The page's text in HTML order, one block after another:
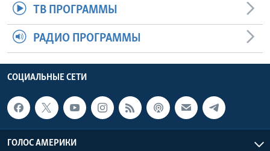
ТВ ПРОГРАММЫ
РАДИО ПРОГРАММЫ
СОЦИАЛЬНЫЕ СЕТИ
ГОЛОС АМЕРИКИ